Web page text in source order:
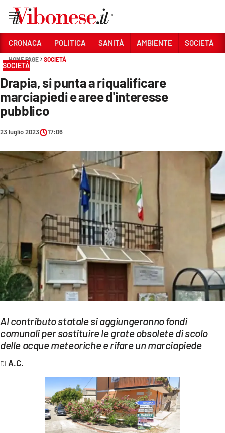
Sezioni
CRONACA
POLITICA
SOCIETÀ
CULTURA
SPORT
Streaming
LAC TV
LAC NETWORK
LAC ONAIR
LACPLAY.IT
CRONACA POLITICA SANITÀ AMBIENTE SOCIETÀ
HOME PAGE SOCIETÀ
SOCIETÀ
Drapia, si punta a riqualificare
marciapiedi e aree d'interesse
pubblico
23 luglio 2023 17:06
Al contributo statale si aggiungeranno fondi
comunali per sostituire le grate obsolete di scolo
delle acque meteoriche e rifare un marciapiede
A.C.